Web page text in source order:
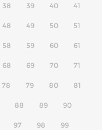
38 39 40 41
48 49 50 51
58 59 60 61
68 69 70 71
78 79 80 81
88 89 90
97 98 99